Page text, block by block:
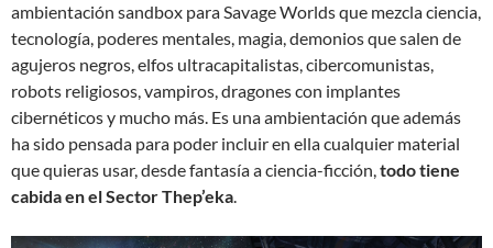
ambientación sandbox para Savage Worlds que mezcla ciencia,
tecnología, poderes mentales, magia, demonios que salen de
agujeros negros, elfos ultracapitalistas, cibercomunistas,
robots religiosos, vampiros, dragones con implantes
cibernéticos y mucho más. Es una ambientación que además
ha sido pensada para poder incluir en ella cualquier material
que quieras usar, desde fantasía a ciencia-ficción,todo tiene
cabida en el Sector Thep’eka.